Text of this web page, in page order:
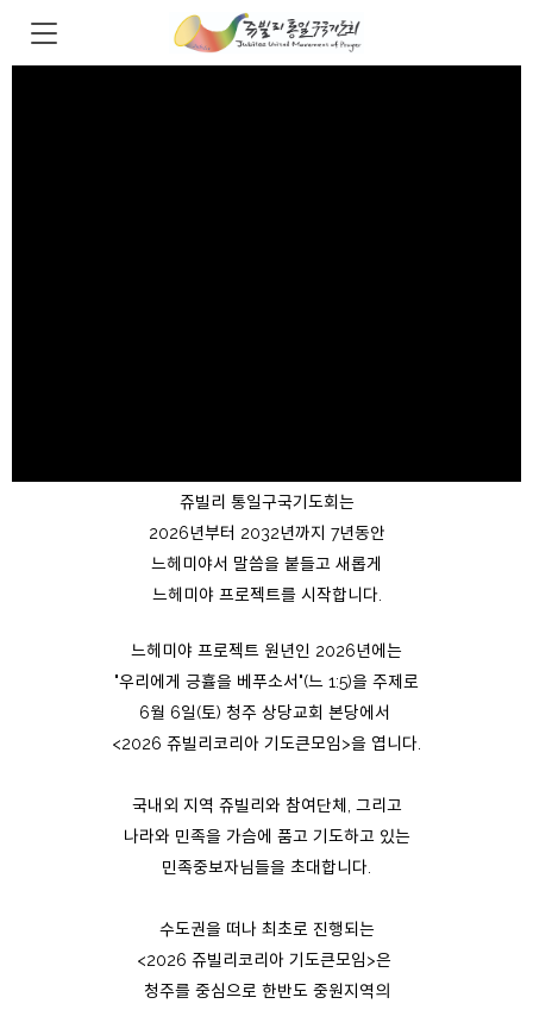
쥬빌리 통일구국기도회는
2026년부터 2032년까지 7년동안
느헤미야서 말씀을 붙들고 새롭게
느헤미야 프로젝트를 시작합니다.
느헤미야 프로젝트 원년인 2026년에는
"우리에게 긍휼을 베푸소서"(느 1:5)을 주제로
6월 6일(토) 청주 상당교회 본당에서
<2026 쥬빌리코리아 기도큰모임>을 엽니다.
국내외 지역 쥬빌리와 참여단체, 그리고
나라와 민족을 가슴에 품고 기도하고 있는
민족중보자님들을 초대합니다.
수도권을 떠나 최초로 진행되는
<2026 쥬빌리코리아 기도큰모임>은
청주를 중심으로 한반도 중원지역의